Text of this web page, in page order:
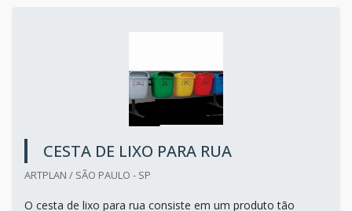
CESTA DE LIXO PARA RUA
ARTPLAN / SÃO PAULO - SP
O cesta de lixo para rua consiste em um produto tão